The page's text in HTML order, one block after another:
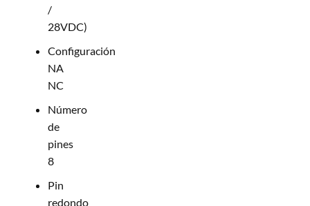
/
28VDC)
Configuración
NA
NC
Número
de
pines
8
Pin
redondo